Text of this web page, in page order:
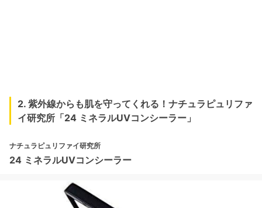
2. 紫外線からも肌を守ってくれる！ナチュラピュリファ
イ研究所「24 ミネラルUVコンシーラー」
ナチュラピュリファイ研究所
24 ミネラルUVコンシーラー